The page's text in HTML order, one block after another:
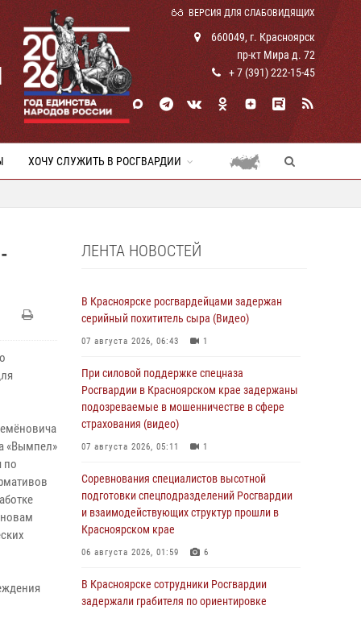
ВЕРСИЯ ДЛЯ СЛАБОВИДЯЩИХ
660049, г. Красноярск
пр-кт Мира д. 72
+ 7 (391) 222-15-45
ХОЧУ СЛУЖИТЬ В РОСГВАРДИИ
«Вымпел»
по
ЛЕНТА НОВОСТЕЙ
В Красноярске росгвардейцами задержан
серийный похититель сыра (Видео)
07 августа 2026, 06:43 1
При силовой поддержке спецназа
Росгвардии в Красноярском крае задержаны
подозреваемые в мошенничестве в сфере
страхования (видео)
07 августа 2026, 05:11 1
Соревнования специалистов высотной
подготовки спецподразделений Росгвардии
и взаимодействующих структур прошли в
Красноярском крае
06 августа 2026, 01:59 6
В Красноярске сотрудники Росгвардии
задержали грабителя по ориентировке